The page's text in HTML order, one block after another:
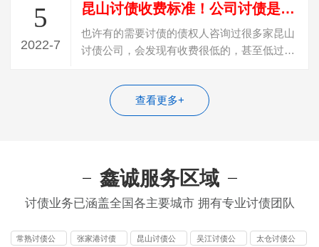
5
2022-7
昆山讨债收费标准！公司讨债是怎么收费？
也许有的需要讨债的债权人咨询过很多家昆山
讨债公司，会发现有收费很低的，甚至低过
查看更多+
鑫诚服务区域
讨债业务已涵盖全国各主要城市 拥有专业讨债团队
常熟讨债公
张家港讨债
昆山讨债公
吴江讨债公
太仓讨债公